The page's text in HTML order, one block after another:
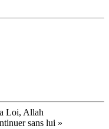
Loi, Allah
sans lui »